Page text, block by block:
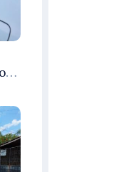
Prefeitura de Manaus inicia operação Mobilidade Segura para reduzir sinistros com vítimas na cidade